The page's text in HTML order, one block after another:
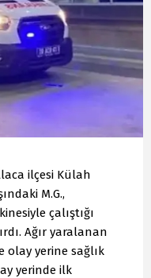
ilçesi Külah
M.G.,
çalıştığı
Ağır yaralanan
olay yerine sağlık
yerinde ilk